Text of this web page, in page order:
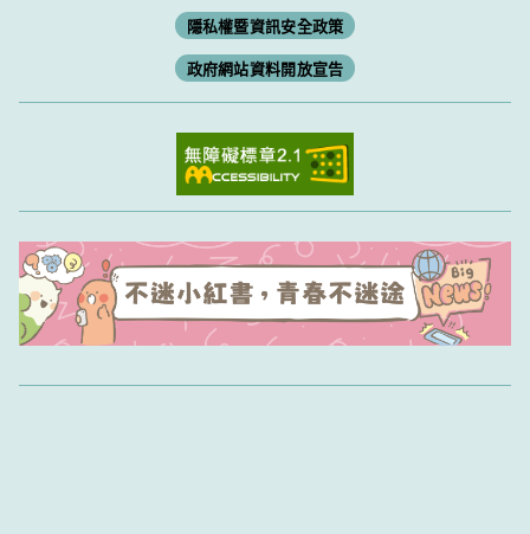
隱私權暨資訊安全政策
政府網站資料開放宣告